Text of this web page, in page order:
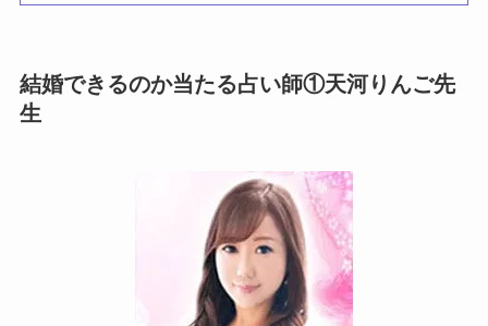
結婚できるのか当たる占い師①天河りんご先
生